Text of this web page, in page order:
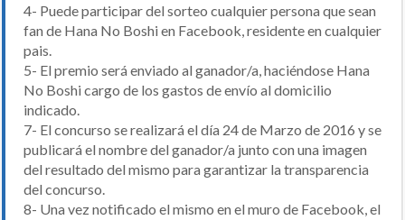
4- Puede participar del sorteo cualquier persona que sean
fan de Hana No Boshi en Facebook, residente en cualquier
pais.
5- El premio será enviado al ganador/a, haciéndose Hana
No Boshi cargo de los gastos de envío al domicilio
indicado.
7- El concurso se realizará el día 24 de Marzo de 2016 y se
publicará el nombre del ganador/a junto con una imagen
del resultado del mismo para garantizar la transparencia
del concurso.
8- Una vez notificado el mismo en el muro de Facebook, el